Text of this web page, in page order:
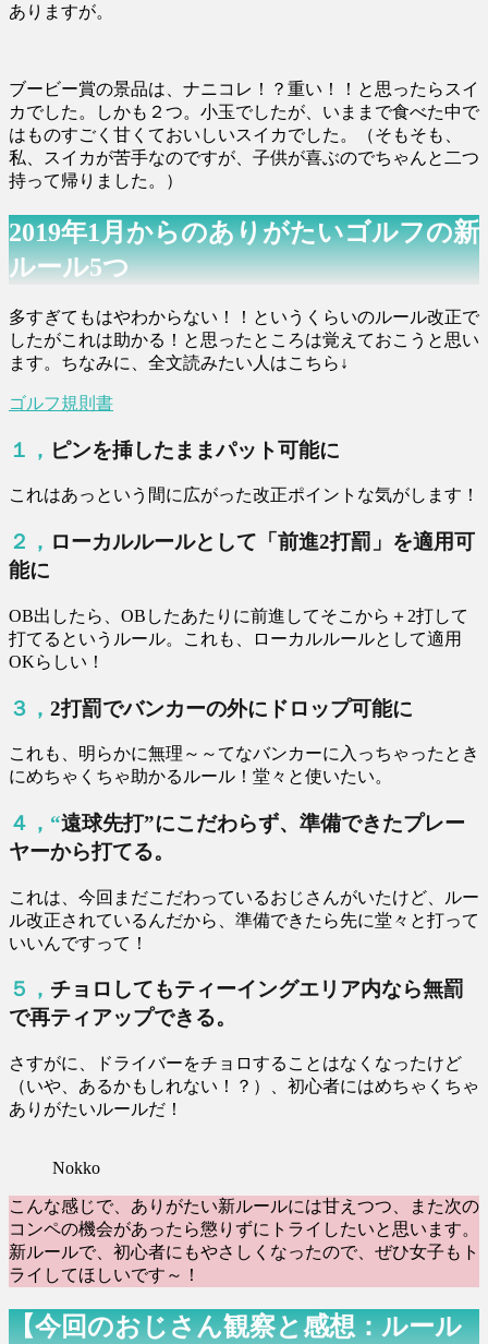
ありますが。
ブービー賞の景品は、ナニコレ！？重い！！と思ったらスイ
カでした。しかも２つ。小玉でしたが、いままで食べた中で
はものすごく甘くておいしいスイカでした。（そもそも、
私、スイカが苦手なのですが、子供が喜ぶのでちゃんと二つ
持って帰りました。）
2019年1月からのありがたいゴルフの新
ルール5つ
多すぎてもはやわからない！！というくらいのルール改正で
したがこれは助かる！と思ったところは覚えておこうと思い
ます。ちなみに、全文読みたい人はこちら↓
ゴルフ規則書
１，ピンを挿したままパット可能に
これはあっという間に広がった改正ポイントな気がします！
２，ローカルルールとして「前進2打罰」を適用可
能に
OB出したら、OBしたあたりに前進してそこから＋2打して
打てるというルール。これも、ローカルルールとして適用
OKらしい！
３，2打罰でバンカーの外にドロップ可能に
これも、明らかに無理～～てなバンカーに入っちゃったとき
にめちゃくちゃ助かるルール！堂々と使いたい。
４，“遠球先打”にこだわらず、準備できたプレー
ヤーから打てる。
これは、今回まだこだわっているおじさんがいたけど、ルー
ル改正されているんだから、準備できたら先に堂々と打って
いいんですって！
５，チョロしてもティーイングエリア内なら無罰
で再ティアップできる。
さすがに、ドライバーをチョロすることはなくなったけど
（いや、あるかもしれない！？）、初心者にはめちゃくちゃ
ありがたいルールだ！
Nokko
こんな感じで、ありがたい新ルールには甘えつつ、また次の
コンペの機会があったら懲りずにトライしたいと思います。
新ルールで、初心者にもやさしくなったので、ぜひ女子もト
ライしてほしいです～！
【今回のおじさん観察と感想：ルール